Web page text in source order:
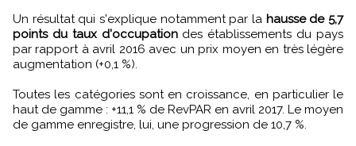
Un résultat qui s'explique notamment par la hausse de 5,7
points du taux d'occupationdes établissements du pays
par rapport à avril 2016 avec un prix moyen en très légère
augmentation (+0,1 %).
Toutes les catégories sont en croissance, en particulier le
haut de gamme : +11,1 % de RevPAR en avril 2017. Le moyen
de gamme enregistre, lui, une progression de 10,7 %.